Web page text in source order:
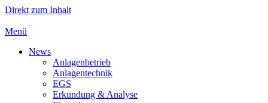
Direkt zum Inhalt
Menü
News
Anlagenbetrieb
Anlagentechnik
EGS
Erkundung & Analyse